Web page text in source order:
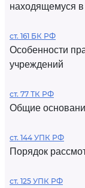
находящемуся в
ст. 161 БК РФ
Особенности
учреждений
ст. 77 ТК РФ
Общие
ст. 144 УПК РФ
Порядок
ст. 125 УПК РФ